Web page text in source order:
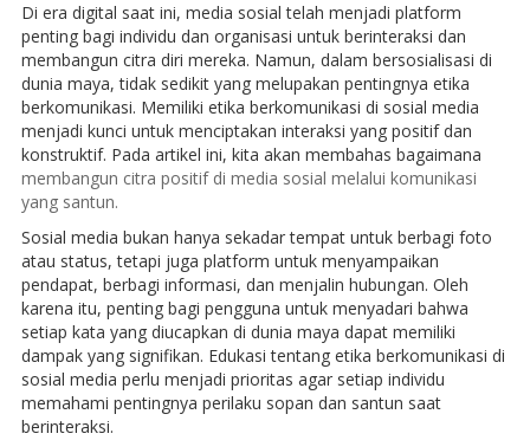
Di era digital saat ini, media sosial telah menjadi platform
penting bagi individu dan organisasi untuk berinteraksi dan
membangun citra diri mereka. Namun, dalam bersosialisasi di
dunia maya, tidak sedikit yang melupakan pentingnya etika
berkomunikasi. Memiliki etika berkomunikasi di sosial media
menjadi kunci untuk menciptakan interaksi yang positif dan
konstruktif. Pada artikel ini, kita akan membahas bagaimana
membangun citra positif di media sosial melalui komunikasi
yang santun.
Sosial media bukan hanya sekadar tempat untuk berbagi foto
atau status, tetapi juga platform untuk menyampaikan
pendapat, berbagi informasi, dan menjalin hubungan. Oleh
karena itu, penting bagi pengguna untuk menyadari bahwa
setiap kata yang diucapkan di dunia maya dapat memiliki
dampak yang signifikan. Edukasi tentang etika berkomunikasi di
sosial media perlu menjadi prioritas agar setiap individu
memahami pentingnya perilaku sopan dan santun saat
berinteraksi.